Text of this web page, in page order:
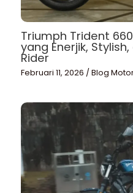
Triumph Trident
yang Enerjik,
Rider
Februari 11, 2026 /Blog